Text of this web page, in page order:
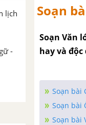
lịch
-
Soạn
Soạn Văn
hay và
Soạn bài
Soạn bài
Soạn bài